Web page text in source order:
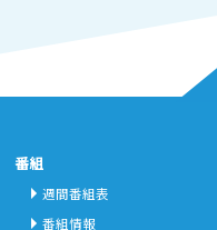
番組
週間番組表
番組情報